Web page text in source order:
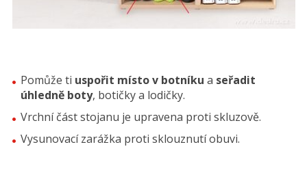
Pomůže ti uspořit místo v botníku a seřadit
úhledně boty, botičky a lodičky.
Vrchní část stojanu je upravena proti skluzově.
Vysunovací zarážka proti sklouznutí obuvi.